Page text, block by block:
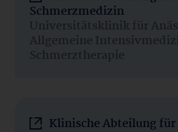
Schmerzmedizin
Universitätsklinik für
Allgemeine
Schmerztherapie
Klinische Abteilung